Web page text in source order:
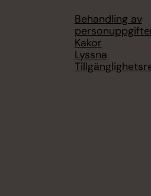
Behandling av
Kakor
Lyssna